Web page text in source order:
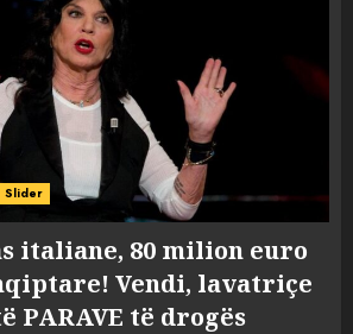
Slider
italiane, 80 milion euro
Vendi, lavatriçe
PARAVE të drogës